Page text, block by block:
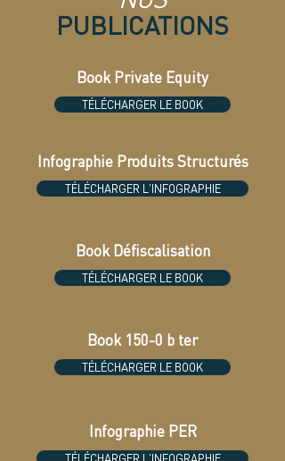
PUBLICATIONS
Book Private Equity
TÉLÉCHARGER LE BOOK
Infographie Produits Structurés
TÉLÉCHARGER L'INFOGRAPHIE
Book Défiscalisation
TÉLÉCHARGER LE BOOK
Book 150-0 b ter
TÉLÉCHARGER LE BOOK
Infographie PER
TÉLÉCHARGER L'INFOGRAPHIE